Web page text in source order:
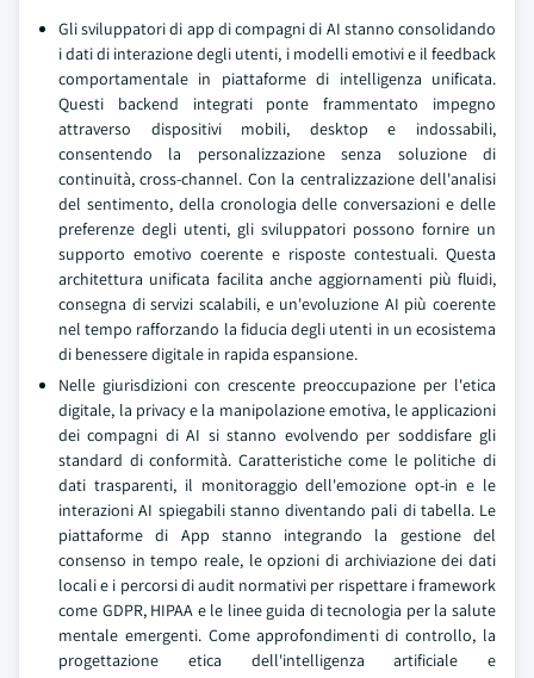
Gli sviluppatori di app di compagni di AI stanno consolidando
i dati di interazione degli utenti, i modelli emotivi e il feedback
comportamentale in piattaforme di intelligenza unificata.
Questi backend integrati ponte frammentato impegno
attraverso dispositivi mobili, desktop e indossabili,
consentendo la personalizzazione senza soluzione di
continuità, cross-channel. Con la centralizzazione dell'analisi
del sentimento, della cronologia delle conversazioni e delle
preferenze degli utenti, gli sviluppatori possono fornire un
supporto emotivo coerente e risposte contestuali. Questa
architettura unificata facilita anche aggiornamenti più fluidi,
consegna di servizi scalabili, e un'evoluzione AI più coerente
nel tempo rafforzando la fiducia degli utenti in un ecosistema
di benessere digitale in rapida espansione.
Nelle giurisdizioni con crescente preoccupazione per l'etica
digitale, la privacy e la manipolazione emotiva, le applicazioni
dei compagni di AI si stanno evolvendo per soddisfare gli
standard di conformità. Caratteristiche come le politiche di
dati trasparenti, il monitoraggio dell'emozione opt-in e le
interazioni AI spiegabili stanno diventando pali di tabella. Le
piattaforme di App stanno integrando la gestione del
consenso in tempo reale, le opzioni di archiviazione dei dati
locali e i percorsi di audit normativi per rispettare i framework
come GDPR, HIPAA e le linee guida di tecnologia per la salute
mentale emergenti. Come approfondimenti di controllo, la
progettazione etica dell'intelligenza artificiale e